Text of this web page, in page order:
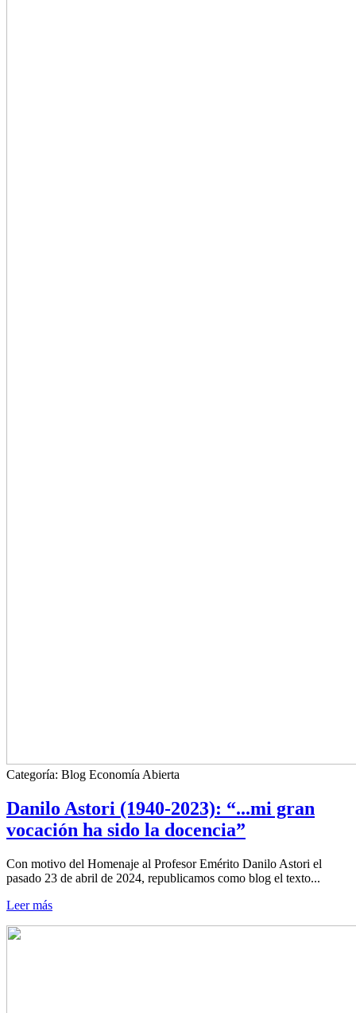
Categoría: Blog Economía Abierta
Danilo Astori (1940-2023): “...mi gran
vocación ha sido la docencia”
Con motivo del Homenaje al Profesor Emérito Danilo Astori el
pasado 23 de abril de 2024, republicamos como blog el texto...
Leer más